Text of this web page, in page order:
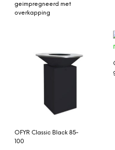
geimpregneerd met
overkapping
OFYR Classic Black 85-
100